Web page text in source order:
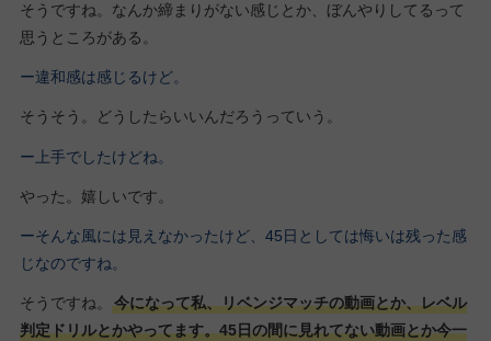
そうですね。なんか締まりがない感じとか、ぼんやりしてるって
思うところがある。
ー違和感は感じるけど。
そうそう。どうしたらいいんだろうっていう。
ー上手でしたけどね。
やった。嬉しいです。
ーそんな風には見えなかったけど、45日としては悔いは残った感
じなのですね。
そうですね。
今になって私、リベンジマッチの動画とか、レベル
判定ドリルとかやってます。45日の間に見れてない動画とか今一